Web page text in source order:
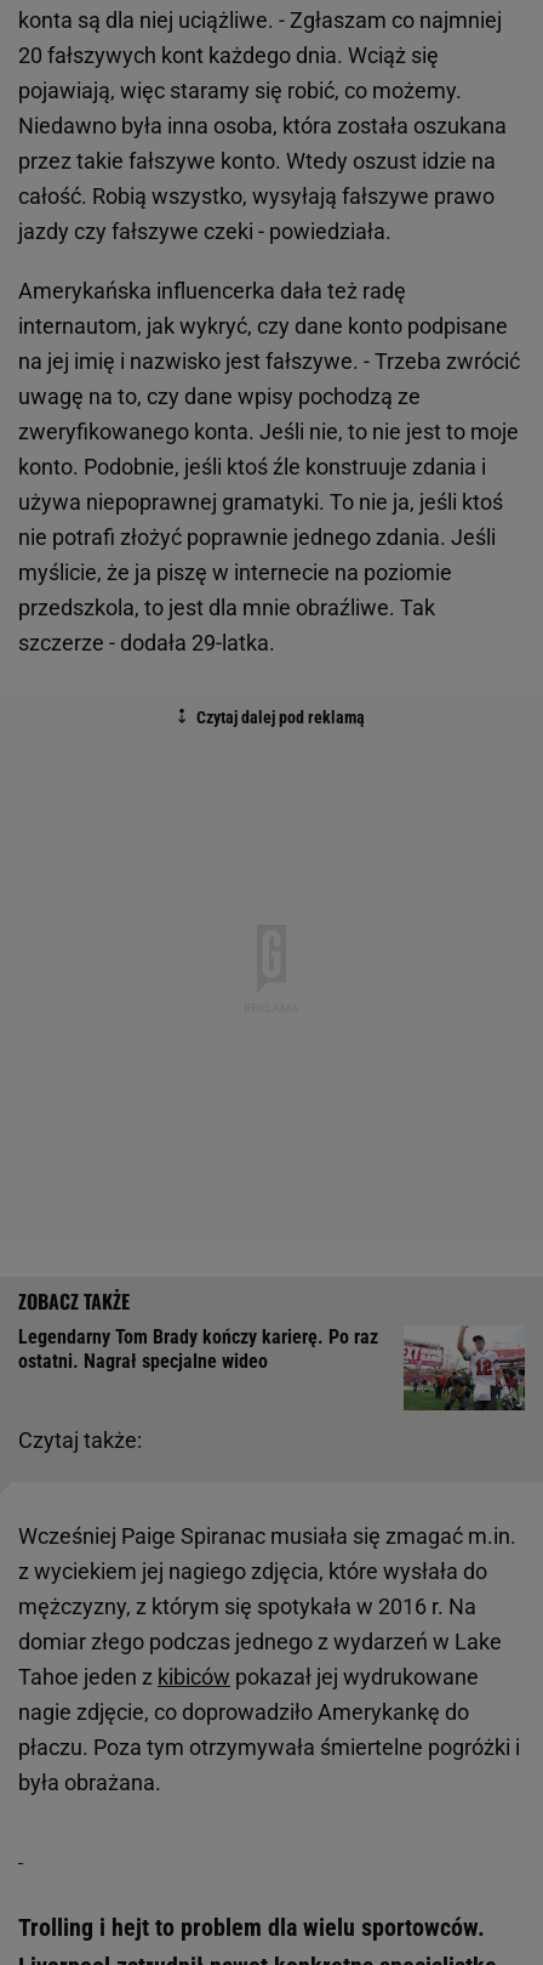
konta są dla niej uciążliwe. - Zgłaszam co najmniej
20 fałszywych kont każdego dnia. Wciąż się
pojawiają, więc staramy się robić, co możemy.
Niedawno była inna osoba, która została oszukana
przez takie fałszywe konto. Wtedy oszust idzie na
całość. Robią wszystko, wysyłają fałszywe prawo
jazdy czy fałszywe czeki - powiedziała.
Amerykańska influencerka dała też radę
internautom, jak wykryć, czy dane konto podpisane
na jej imię i nazwisko jest fałszywe. - Trzeba zwrócić
uwagę na to, czy dane wpisy pochodzą ze
zweryfikowanego konta. Jeśli nie, to nie jest to moje
konto. Podobnie, jeśli ktoś źle konstruuje zdania i
używa niepoprawnej gramatyki. To nie ja, jeśli ktoś
nie potrafi złożyć poprawnie jednego zdania. Jeśli
myślicie, że ja piszę w internecie na poziomie
przedszkola, to jest dla mnie obraźliwe. Tak
szczerze - dodała 29-latka.
Czytaj także:
Legendarny Tom Brady kończy karierę. Po raz
ostatni. Nagrał specjalne wideo
Wcześniej Paige Spiranac musiała się zmagać m.in.
z wyciekiem jej nagiego zdjęcia, które wysłała do
mężczyzny, z którym się spotykała w 2016 r. Na
domiar złego podczas jednego z wydarzeń w Lake
Tahoe jeden z kibiców pokazał jej wydrukowane
nagie zdjęcie, co doprowadziło Amerykankę do
płaczu. Poza tym otrzymywała śmiertelne pogróżki i
była obrażana.
Trolling i hejt to problem dla wielu sportowców.